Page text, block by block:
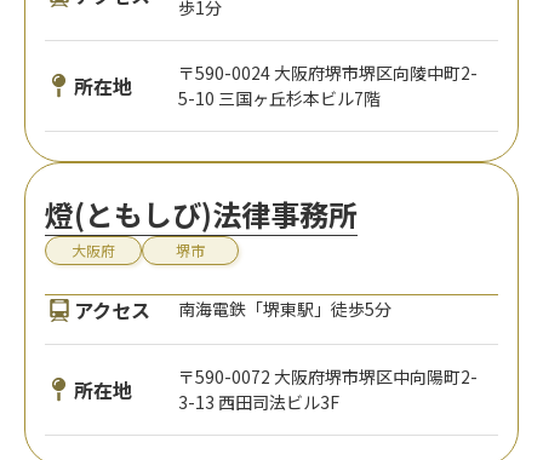
歩1分
所在地
〒590-0024 大阪府堺市堺区向陵中町2-
5-10 三国ヶ丘杉本ビル7階
燈(ともしび)法律事務所
大阪府 堺市
アクセス 南海電鉄「堺東駅」徒歩5分
所在地
〒590-0072 大阪府堺市堺区中向陽町2-
3-13 西田司法ビル3F